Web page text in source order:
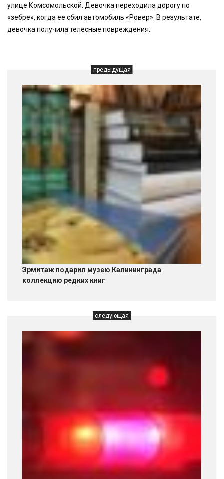
улице Комсомольской. Девочка переходила дорогу по
«зебре», когда ее сбил автомобиль «Ровер». В результате,
девочка получила телесные повреждения.
предыдущая
Эрмитаж подарил музею Калининграда
коллекцию редких книг
следующая